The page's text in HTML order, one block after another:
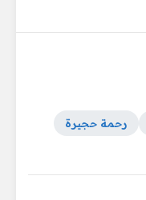
رحمة حجيرة